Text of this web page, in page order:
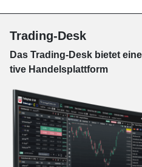
Trading-Desk
Das Trading-Desk bie­tet
tive Han­dels­platt­form